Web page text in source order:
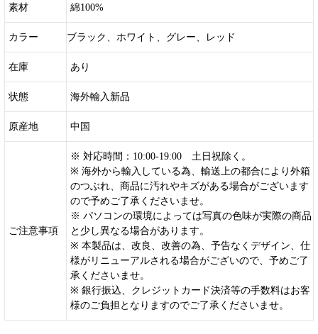
素材 綿100%
カラー ブラック、ホワイト、グレー、レッド
在庫 あり
状態 海外輸入新品
原産地 中国
ご注意事項
※ 対応時間：10:00-19:00 土日祝除く。
※ 海外から輸入している為、輸送上の都合により外箱
のつぶれ、商品に汚れやキズがある場合がございます
ので予めご了承くださいませ。
※ パソコンの環境によっては写真の色味が実際の商品
と少し異なる場合があります。
※ 本製品は、改良、改善の為、予告なくデザイン、仕
様がリニューアルされる場合がございので、予めご了
承くださいませ。
※ 銀行振込、クレジットカード決済等の手数料はお客
様のご負担となりますのでご了承くださいませ。